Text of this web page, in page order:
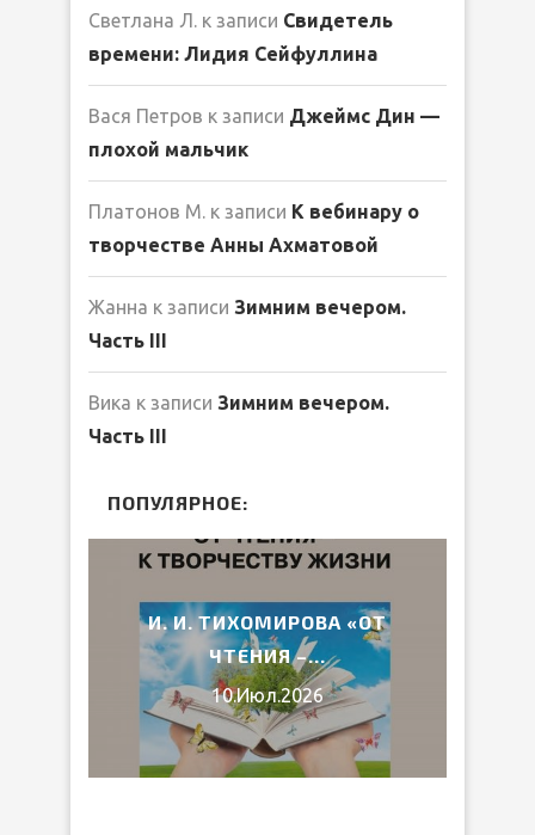
Светлана Л. к записи Свидетель
времени: Лидия Сейфуллина
Вася Петров к записи Джеймс Дин —
плохой мальчик
Платонов М. к записи К вебинару о
творчестве Анны Ахматовой
Жанна к записи Зимним вечером.
Часть III
Вика к записи Зимним вечером.
Часть III
ПОПУЛЯРНОЕ:
И. И. ТИХОМИРОВА «ОТ
ЧТЕНИЯ –...
10.Июл.2026